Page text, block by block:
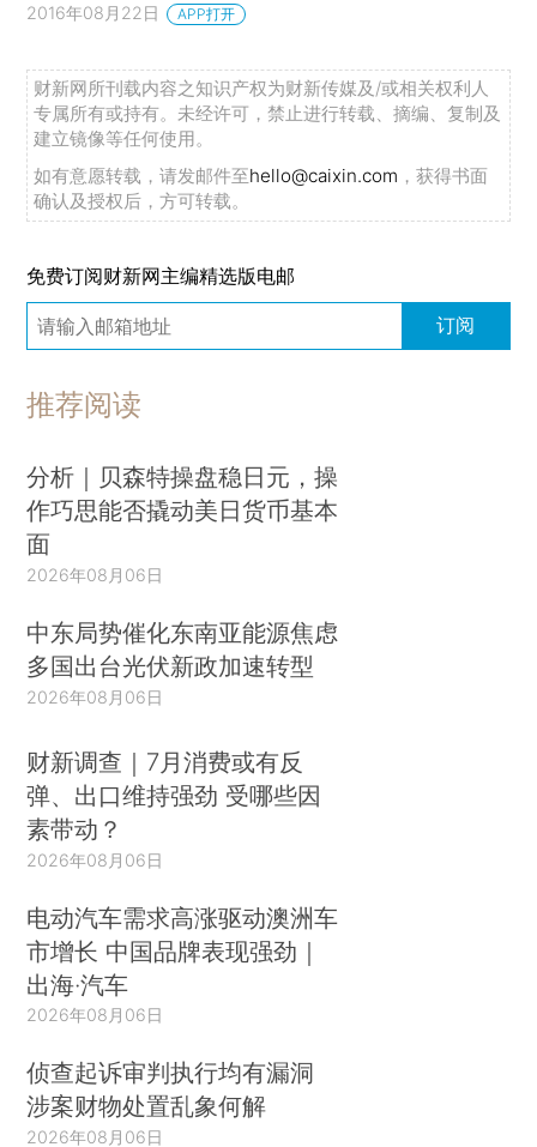
2016年08月22日 APP打开
财新网所刊载内容之知识产权为财新传媒及/或相关权利人
专属所有或持有。未经许可，禁止进行转载、摘编、复制及
建立镜像等任何使用。
如有意愿转载，请发邮件至hello@caixin.com ，获得书面
确认及授权后，方可转载。
免费订阅财新网主编精选版电邮
订阅
推荐阅读
分析｜贝森特操盘稳日元，操
作巧思能否撬动美日货币基本
面
2026年08月06日
中东局势催化东南亚能源焦虑
多国出台光伏新政加速转型
2026年08月06日
财新调查｜7月消费或有反
弹、出口维持强劲 受哪些因
素带动？
2026年08月06日
电动汽车需求高涨驱动澳洲车
市增长 中国品牌表现强劲｜
出海·汽车
2026年08月06日
侦查起诉审判执行均有漏洞
涉案财物处置乱象何解
2026年08月06日